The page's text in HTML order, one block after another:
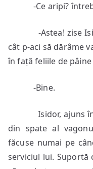
-Ce aripi?
-Astea! zise
cât p-aci să dărâme
în față feliile de
-Bine.
Isidor, ajuns în
din spate al
făcuse numai pe
serviciul lui. Suportă